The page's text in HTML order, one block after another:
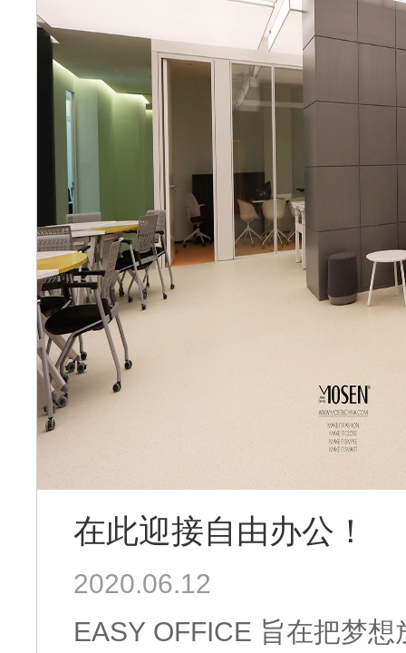
在此迎接自由办公！
2020.06.12
EASY OFFICE 旨在把梦